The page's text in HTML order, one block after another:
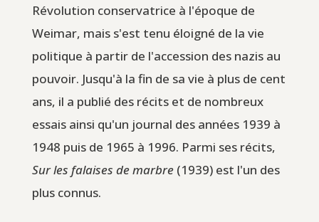
Révolution conservatrice à l'époque de
Weimar, mais s'est tenu éloigné de la vie
politique à partir de l'accession des nazis au
pouvoir. Jusqu'à la fin de sa vie à plus de cent
ans, il a publié des récits et de nombreux
essais ainsi qu'un journal des années 1939 à
1948 puis de 1965 à 1996. Parmi ses récits,
Sur les falaises de marbre(1939) est l'un des
plus connus.